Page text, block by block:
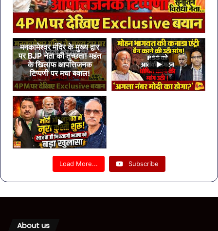
मनकामेश्वर मंदिर के मुख्य द्वार
पर BJP नेता की तुच्छता! महंत
के खिलाफ आपत्तिजनक
टिप्पणी पर मचा बवाल!
Load More... Subscribe
About us